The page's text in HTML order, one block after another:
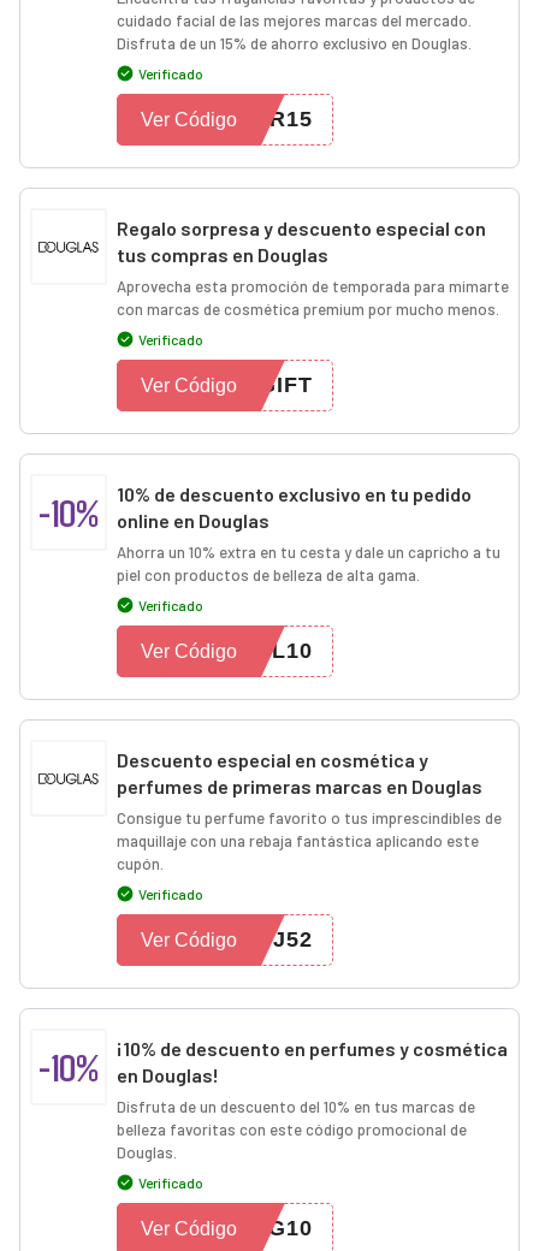
cuidado facial de las mejores marcas del mercado.
Disfruta de un 15% de ahorro exclusivo en Douglas.
Verificado
ER15
Ver Código
Regalo sorpresa y descuento especial con
tus compras en Douglas
Aprovecha esta promoción de temporada para mimarte
con marcas de cosmética premium por mucho menos.
Verificado
GIFT
Ver Código
-10%
10% de descuento exclusivo en tu pedido
online en Douglas
Ahorra un 10% extra en tu cesta y dale un capricho a tu
piel con productos de belleza de alta gama.
Verificado
OL10
Ver Código
Descuento especial en cosmética y
perfumes de primeras marcas en Douglas
Consigue tu perfume favorito o tus imprescindibles de
maquillaje con una rebaja fantástica aplicando este
cupón.
Verificado
TJ52
Ver Código
-10%
¡10% de descuento en perfumes y cosmética
en Douglas!
Disfruta de un descuento del 10% en tus marcas de
belleza favoritas con este código promocional de
Douglas.
Verificado
NG10
Ver Código